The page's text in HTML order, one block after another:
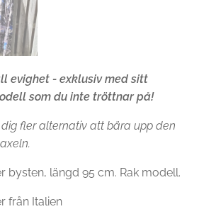
evighet - exklusiv med sitt
som du inte tröttnar på!
fler alternativ att bära upp den
bysten, längd 95 cm. Rak modell.
från Italien